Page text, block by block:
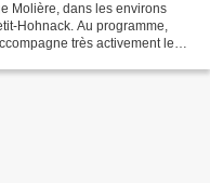
Molière, dans les environs
Hohnack. Au programme,
très activement le